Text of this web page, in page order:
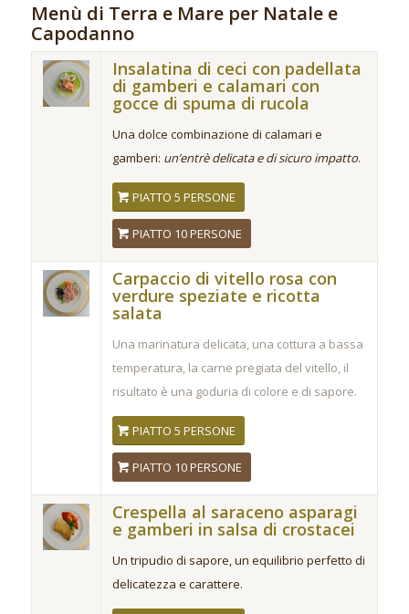
Menù di Terra e Mare per Natale e
Capodanno
Insalatina di ceci con padellata
di gamberi e calamari con
gocce di spuma di rucola
Una dolce combinazione di calamari e
gamberi: un’entrè delicata e di sicuro impatto.
PIATTO 5 PERSONE
PIATTO 10 PERSONE
Carpaccio di vitello rosa con
verdure speziate e ricotta
salata
Una marinatura delicata, una cottura a bassa
temperatura, la carne pregiata del vitello, il
risultato è una goduria di colore e di sapore.
PIATTO 5 PERSONE
PIATTO 10 PERSONE
Crespella al saraceno asparagi
e gamberi in salsa di crostacei
Un tripudio di sapore, un equilibrio perfetto di
delicatezza e carattere.